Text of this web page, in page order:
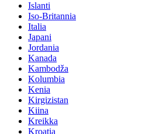
Islanti
Iso-Britannia
Italia
Japani
Jordania
Kanada
Kambodža
Kolumbia
Kenia
Kirgizistan
Kiina
Kreikka
Kroatia